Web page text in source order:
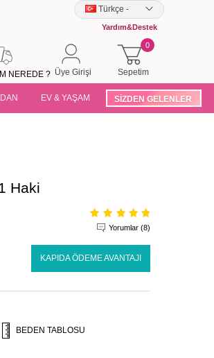
Türkçe -
Yardım&Destek
Sepetim
0
Üye Girişi
NEREDE ?
EV & YAŞAM SİZDEN GELENLER
Haki
Yorumlar (8)
KAPIDA ÖDEME AVANTAJI
BEDEN TABLOSU